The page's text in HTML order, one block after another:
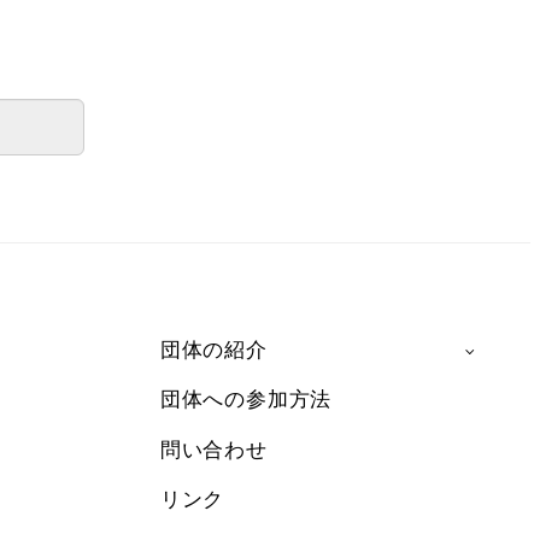
団体の紹介
団体への参加方法
問い合わせ
リンク